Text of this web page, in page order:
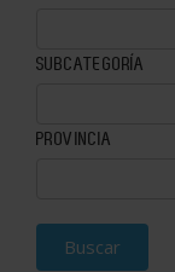
SUBCATEGORÍA
PROVINCIA
Buscar